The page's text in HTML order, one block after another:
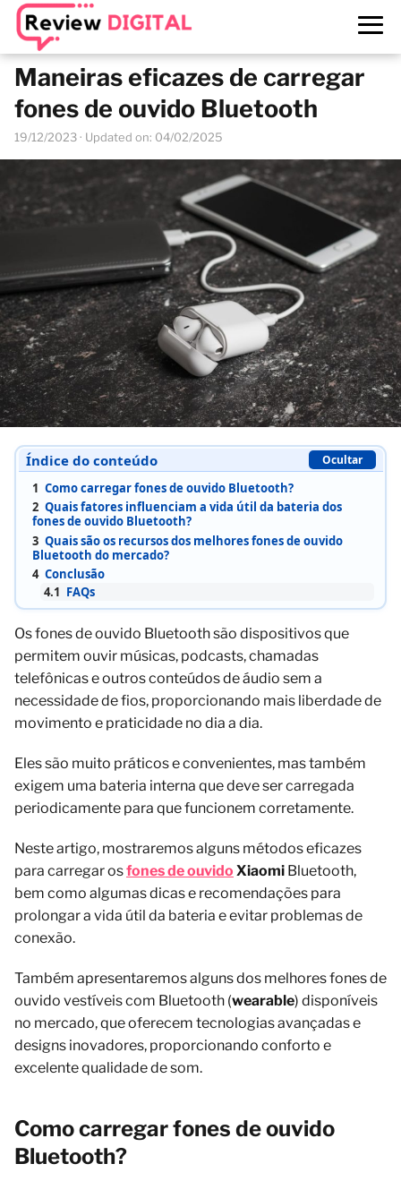
Maneiras eficazes de carregar
fones de ouvido Bluetooth
19/12/2023· Updated on: 04/02/2025
Índice do conteúdo Ocultar
1 Como carregar fones de ouvido Bluetooth?
2 Quais fatores influenciam a vida útil da bateria dos
fones de ouvido Bluetooth?
3 Quais são os recursos dos melhores fones de ouvido
Bluetooth do mercado?
4 Conclusão
4.1 FAQs
Os fones de ouvido Bluetooth são dispositivos que
permitem ouvir músicas, podcasts, chamadas
telefônicas e outros conteúdos de áudio sem a
necessidade de fios, proporcionando mais liberdade de
movimento e praticidade no dia a dia.
Eles são muito práticos e convenientes, mas também
exigem uma bateria interna que deve ser carregada
periodicamente para que funcionem corretamente.
Neste artigo, mostraremos alguns métodos eficazes
para carregar osfones de ouvido Xiaomi Bluetooth,
bem como algumas dicas e recomendações para
prolongar a vida útil da bateria e evitar problemas de
conexão.
Também apresentaremos alguns dos melhores fones de
ouvido vestíveis com Bluetooth (wearable) disponíveis
no mercado, que oferecem tecnologias avançadas e
designs inovadores, proporcionando conforto e
excelente qualidade de som.
Como carregar fones de ouvido
Bluetooth?